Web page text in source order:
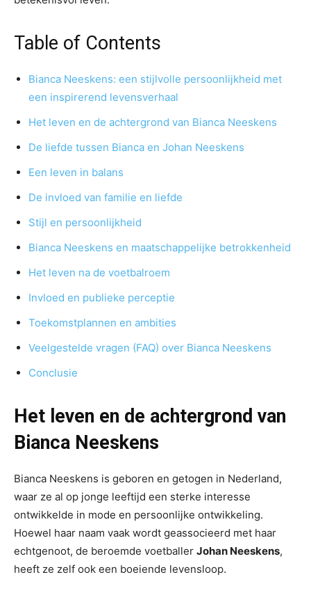
Table of Contents
Bianca Neeskens: een stijlvolle persoonlijkheid met
een inspirerend levensverhaal
Het leven en de achtergrond van Bianca Neeskens
De liefde tussen Bianca en Johan Neeskens
Een leven in balans
De invloed van familie en liefde
Stijl en persoonlijkheid
Bianca Neeskens en maatschappelijke betrokkenheid
Het leven na de voetbalroem
Invloed en publieke perceptie
Toekomstplannen en ambities
Veelgestelde vragen (FAQ) over Bianca Neeskens
Conclusie
Het leven en de achtergrond van
Bianca Neeskens
Bianca Neeskens is geboren en getogen in Nederland,
waar ze al op jonge leeftijd een sterke interesse
ontwikkelde in mode en persoonlijke ontwikkeling.
Hoewel haar naam vaak wordt geassocieerd met haar
echtgenoot, de beroemde voetballer Johan Neeskens,
heeft ze zelf ook een boeiende levensloop.